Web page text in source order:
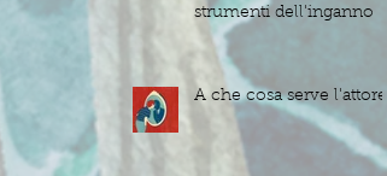
strumenti dell'inganno
A che cosa serve l'attore?